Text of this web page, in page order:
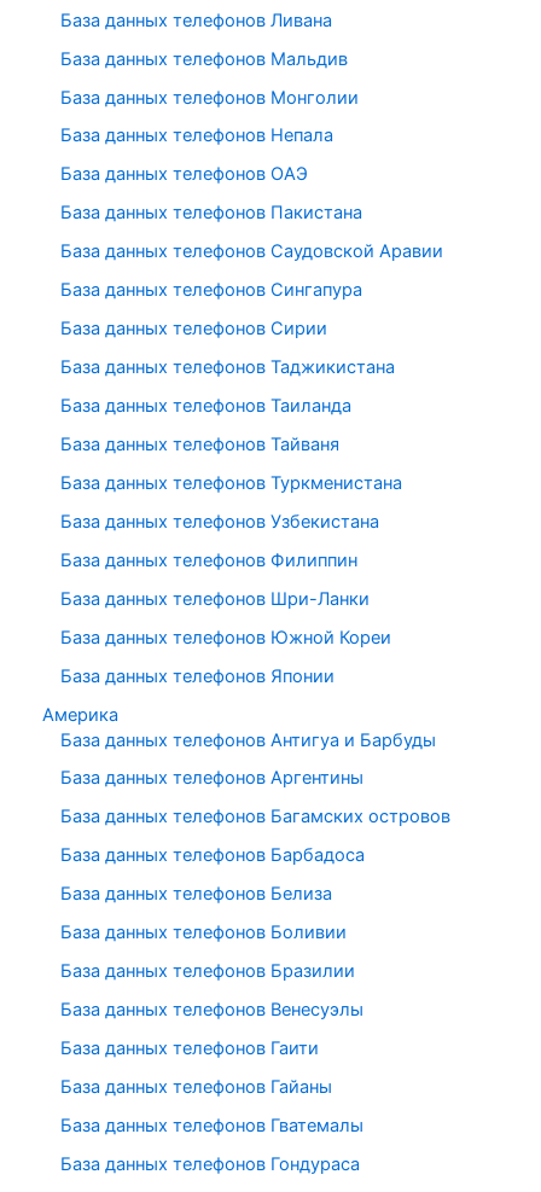
База данных телефонов Ливана
База данных телефонов Мальдив
База данных телефонов Монголии
База данных телефонов Непала
База данных телефонов ОАЭ
База данных телефонов Пакистана
База данных телефонов Саудовской Аравии
База данных телефонов Сингапура
База данных телефонов Сирии
База данных телефонов Таджикистана
База данных телефонов Таиланда
База данных телефонов Тайваня
База данных телефонов Туркменистана
База данных телефонов Узбекистана
База данных телефонов Филиппин
База данных телефонов Шри-Ланки
База данных телефонов Южной Кореи
База данных телефонов Японии
Америка
База данных телефонов Антигуа и Барбуды
База данных телефонов Аргентины
База данных телефонов Багамских островов
База данных телефонов Барбадоса
База данных телефонов Белиза
База данных телефонов Боливии
База данных телефонов Бразилии
База данных телефонов Венесуэлы
База данных телефонов Гаити
База данных телефонов Гайаны
База данных телефонов Гватемалы
База данных телефонов Гондураса